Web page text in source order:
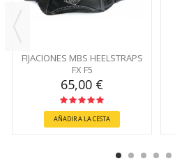
FIJACIONES MBS HEELSTRAPS
FX F5
65,00 €
AÑADIR A LA CESTA